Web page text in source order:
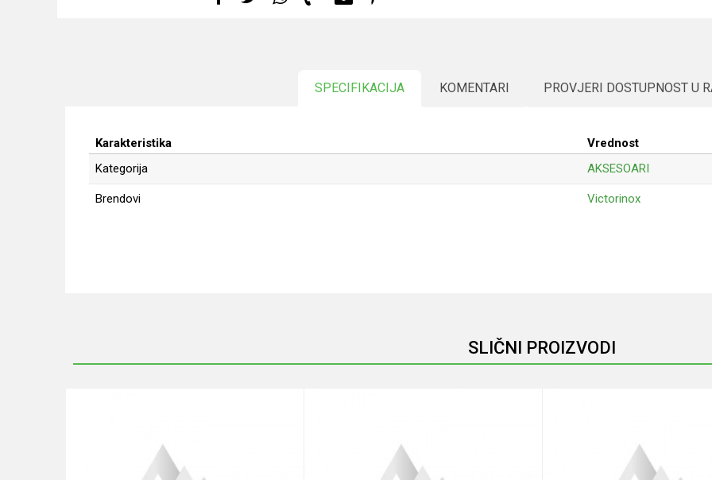
SPECIFIKACIJA KOMENTARI PROVJERI DOSTUPNOST U
Karakteristika
Vrednost
Kategorija
AKSESOARI
Brendovi Victorinox
SLIČNI PROIZVODI